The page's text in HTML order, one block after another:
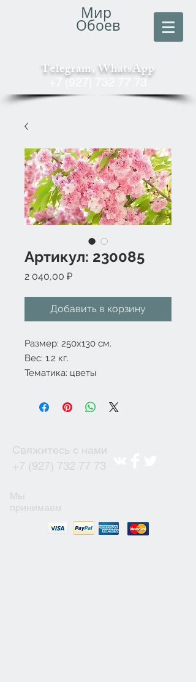
Мир
Обоев
Telegram, WhatsApp
+7 (927) 732 77 73
Артикул: 230085
2 040,00 ₽Цена
Добавить в корзину
Размер: 250x130 см.
Вес: 1.2 кг.
Тематика: цветы
Свяжитесь с нами
+7 (927) 732 77 73
Мы
принимаем